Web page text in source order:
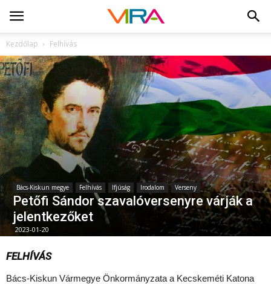
Kezdőlap Felhívás
Bács-Kiskun megye Felhívás Ifjúság Irodalom Verseny
Petőfi Sándor szavalóversenyre várják a
jelentkezőket
2023-01-20
FELHÍVÁS
Bács-Kiskun Vármegye Önkormányzata a Kecskeméti Katona